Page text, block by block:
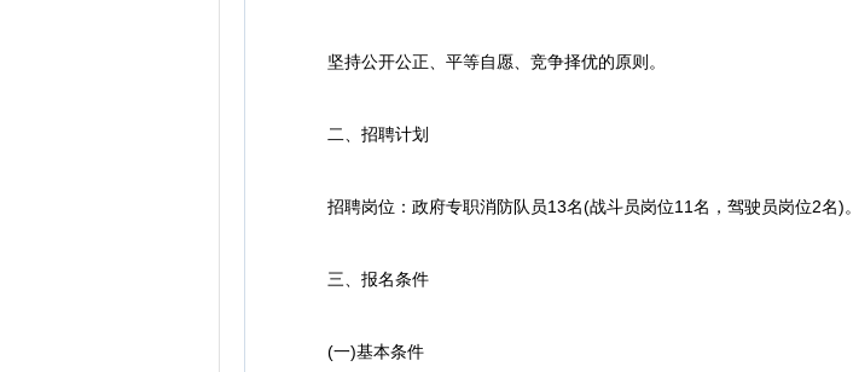
坚持公开公正、平等自愿、竞争择优的原则。
二、招聘计划
招聘岗位：政府专职消防队员13名(战斗员岗位11名，驾驶员岗位2名)。
三、报名条件
(一)基本条件